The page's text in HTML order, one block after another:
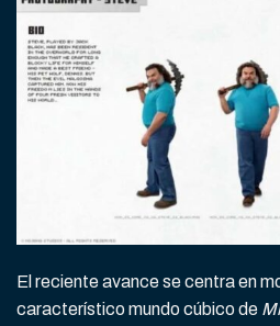
El reciente avance se centra en
característico mundo cúbico de